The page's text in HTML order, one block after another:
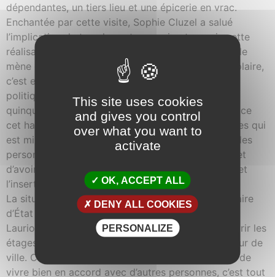
dépendantes, un tiers lieu et une épicerie en vrac.
Enchantée par cette visite, Sophie Cluzel a salué
l’implication de tous les acteurs qui ont permis cette
réalisation dans la droite ligne de la politique qu’elle
mène depuis des années : « Cet endroit est exemplaire,
c’est emblématique de la société inclusive et de la
politique que nous portons depuis le début du
quinquennat. Il y a Le club des Six qui a mis en place
cet habitat inclusif pour des personnes handicapées qui
est mixé avec un étage consacré à l’habitat pour des
personnes âgées et ce tiers lieu Amassa qui permet
d’avoir un lien, reprendre les interactions sociales et
l’insertion professionnelle. »
La situation du bâtiment a aussi conquis la secrétaire
d’État lors de cette visite guidée par Marie-Noëlle
Laurioux, pour le Club des Six qui lui a fait découvrir les
étages : « Cet endroit est exemplaire, situé en cœur de
ville. Cela transforme la vie des gens, cette façon de
vivre bien en accord avec d’autres personnes, c’est tout
This site uses cookies
and gives you control
over what you want to
activate
OK, ACCEPT ALL
DENY ALL COOKIES
PERSONALIZE